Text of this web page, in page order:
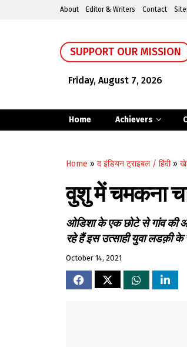
About Editor & Writers Contact
SUPPORT OUR MISSION
Friday, August 7, 2026
Home Achievers
Home » द इंडियन ट्राइबल / हिंदी»
वुशु में चमकना
ओडिशा के एक छोटे से गांव की
रहे हैं इस उत्साही युवा लडक़ी के
October 14, 2021